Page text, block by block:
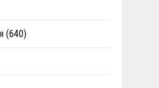
(640)